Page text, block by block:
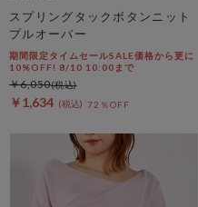
スプリングタックボタンニット
プルオーバー
期間限定タイムセールSALE価格から更に
10%OFF! 8/10 10:00まで
￥1,634 72％OFF
￥6,050